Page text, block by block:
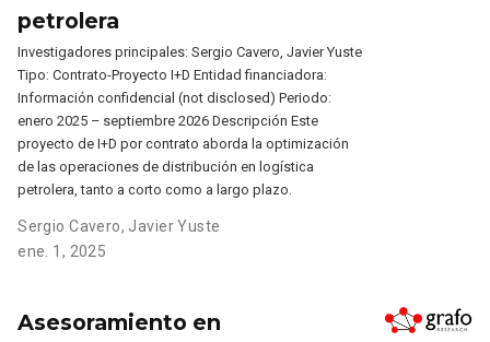
petrolera
Investigadores principales: Sergio Cavero, Javier Yuste
Tipo: Contrato-Proyecto I+D Entidad financiadora:
Información confidencial (not disclosed) Periodo:
enero 2025 – septiembre 2026 Descripción Este
proyecto de I+D por contrato aborda la optimización
de las operaciones de distribución en logística
petrolera, tanto a corto como a largo plazo.
Sergio Cavero, Javier Yuste
ene. 1, 2025
Asesoramiento en